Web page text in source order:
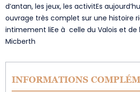
d’antan, les jeux, les activitEs
ouvrage très complet sur une histoire
intimement liEe à celle du Valois et de
Micberth
INFORMATIONS